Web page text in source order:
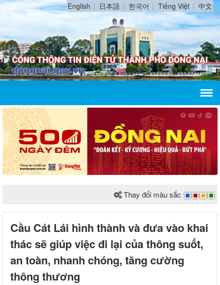
English 日本語 한국어 Tiếng Việt 中文
Thay đổi màu sắc
Cầu Cát Lái hình thành và đưa vào khai
thác sẽ giúp việc đi lại của thông suốt,
an toàn, nhanh chóng, tăng cường
thông thương